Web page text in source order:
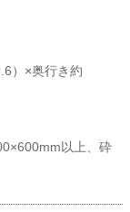
）×奥行き約
以上、砕